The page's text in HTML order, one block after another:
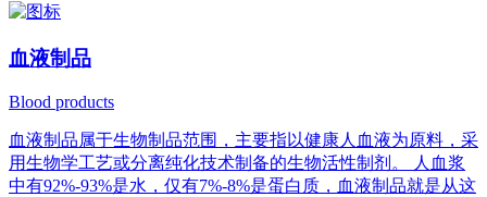
血液制品
Blood products
血液制品属于生物制品范围，主要指以健康人血液为原料，采
用生物学工艺或分离纯化技术制备的生物活性制剂。 人血浆
中有92%-93%是水，仅有7%-8%是蛋白质，血液制品就是从这